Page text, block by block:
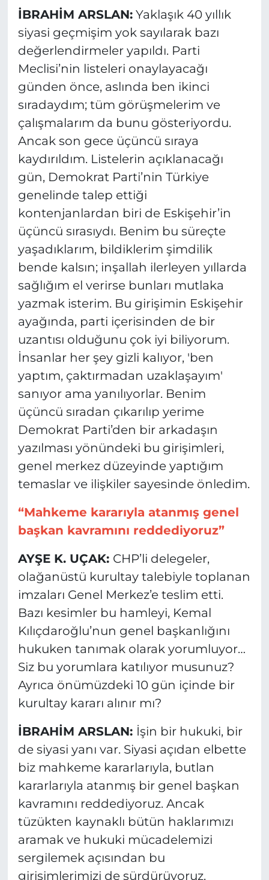
İBRAHİM ARSLAN:Yaklaşık 40 yıllık
siyasi geçmişim yok sayılarak bazı
değerlendirmeler yapıldı. Parti
Meclisi’nin listeleri onaylayacağı
günden önce, aslında ben ikinci
sıradaydım; tüm görüşmelerim ve
çalışmalarım da bunu gösteriyordu.
Ancak son gece üçüncü sıraya
kaydırıldım. Listelerin açıklanacağı
gün, Demokrat Parti’nin Türkiye
genelinde talep ettiği
kontenjanlardan biri de Eskişehir’in
üçüncü sırasıydı. Benim bu süreçte
yaşadıklarım, bildiklerim şimdilik
bende kalsın; inşallah ilerleyen yıllarda
sağlığım el verirse bunları mutlaka
yazmak isterim. Bu girişimin Eskişehir
ayağında, parti içerisinden de bir
uzantısı olduğunu çok iyi biliyorum.
İnsanlar her şey gizli kalıyor, 'ben
yaptım, çaktırmadan uzaklaşayım'
sanıyor ama yanılıyorlar. Benim
üçüncü sıradan çıkarılıp yerime
Demokrat Parti’den bir arkadaşın
yazılması yönündeki bu girişimleri,
genel merkez düzeyinde yaptığım
temaslar ve ilişkiler sayesinde önledim.
“Mahkeme kararıyla atanmış genel
başkan kavramını reddediyoruz”
AYŞE K. UÇAK: CHP’li delegeler,
olağanüstü kurultay talebiyle toplanan
imzaları Genel Merkez’e teslim etti.
Bazı kesimler bu hamleyi, Kemal
Kılıçdaroğlu’nun genel başkanlığını
hukuken tanımak olarak yorumluyor…
Siz bu yorumlara katılıyor musunuz?
Ayrıca önümüzdeki 10 gün içinde bir
kurultay kararı alınır mı?
İBRAHİM ARSLAN: İşin bir hukuki, bir
de siyasi yanı var. Siyasi açıdan elbette
biz mahkeme kararlarıyla, butlan
kararlarıyla atanmış bir genel başkan
kavramını reddediyoruz. Ancak
tüzükten kaynaklı bütün haklarımızı
aramak ve hukuki mücadelemizi
sergilemek açısından bu
girişimlerimizi de sürdürüyoruz.